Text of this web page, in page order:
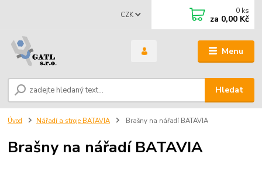
Menu
CZK
Hledat
0 ks
za 0,00 Kč
Úvod Nářadí a stroje BATAVIA Brašny na nářadí BATAVIA
Brašny na nářadí BATAVIA